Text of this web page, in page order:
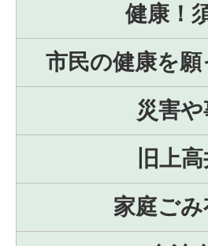
健康！
市民の健康を
災害
旧上
家庭ご